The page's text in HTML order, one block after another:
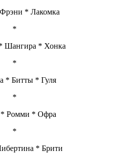
* Лакомка
*
Шангира * Хонка
*
* Битты * Гуля
*
* Ромми * Офра
*
* Брити